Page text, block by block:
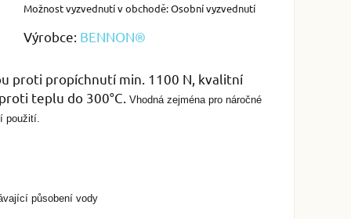
Osobní vyzvednutí
Výrobce: BENNON®
proti propíchnutí min. 1100 N, kvalitní
teplu do 300°C. Vhodná zejména pro náročné
použití.
působení vody